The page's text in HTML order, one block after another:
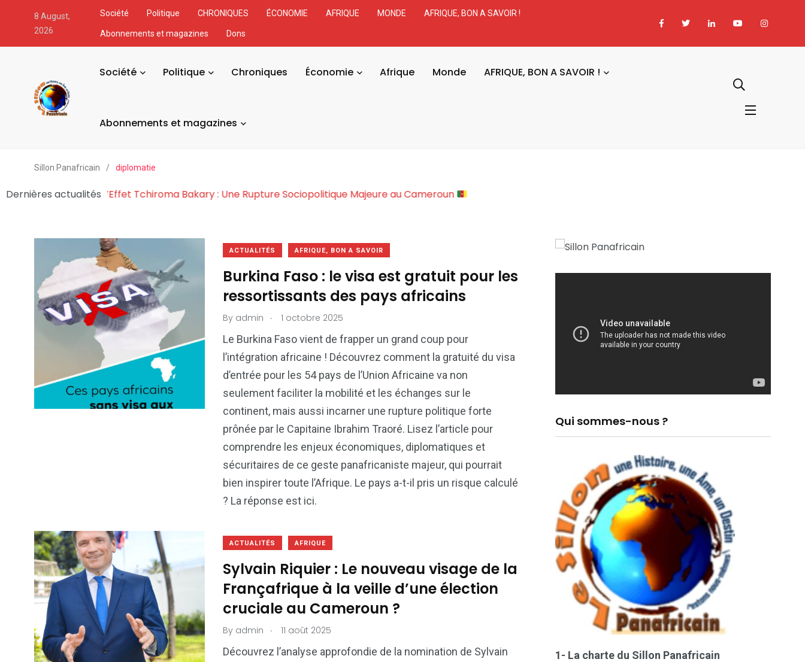
8 August,
2026
Société Politique CHRONIQUES ÉCONOMIE AFRIQUE MONDE AFRIQUE, BON A SAVOIR !
Abonnements et magazines Dons
Société Politique Chroniques Économie Afrique Monde AFRIQUE, BON A SAVOIR !
Abonnements et magazines
Sillon Panafricain / diplomatie
Dernières actualités
en Afr La Cosmogonie de l’Effet Tchiroma Bakary : Une Rupture Sociopolitique Majeure au Cameroun
ACTUALITÉS AFRIQUE, BON A SAVOIR
Burkina Faso : le visa est gratuit pour les
ressortissants des pays africains
By admin . 1 octobre 2025
Le Burkina Faso vient de frapper un grand coup pour
l’intégration africaine ! Découvrez comment la gratuité du visa
d’entrée pour les 54 pays de l’Union Africaine va non
seulement faciliter la mobilité et les échanges sur le
continent, mais aussi incarner une rupture politique forte
prônée par le Capitaine Ibrahim Traoré. Lisez l’article pour
comprendre les enjeux économiques, diplomatiques et
sécuritaires de ce geste panafricaniste majeur, qui pourrait
bien inspirer toute l’Afrique. Le pays a-t-il pris un risque calculé
? La réponse est ici.
ACTUALITÉS AFRIQUE
Sylvain Riquier : Le nouveau visage de la
Françafrique à la veille d’une élection
cruciale au Cameroun ?
By admin . 11 août 2025
Découvrez l’analyse approfondie de la nomination de Sylvain
Qui sommes-nous ?
1- La charte du Sillon Panafricain